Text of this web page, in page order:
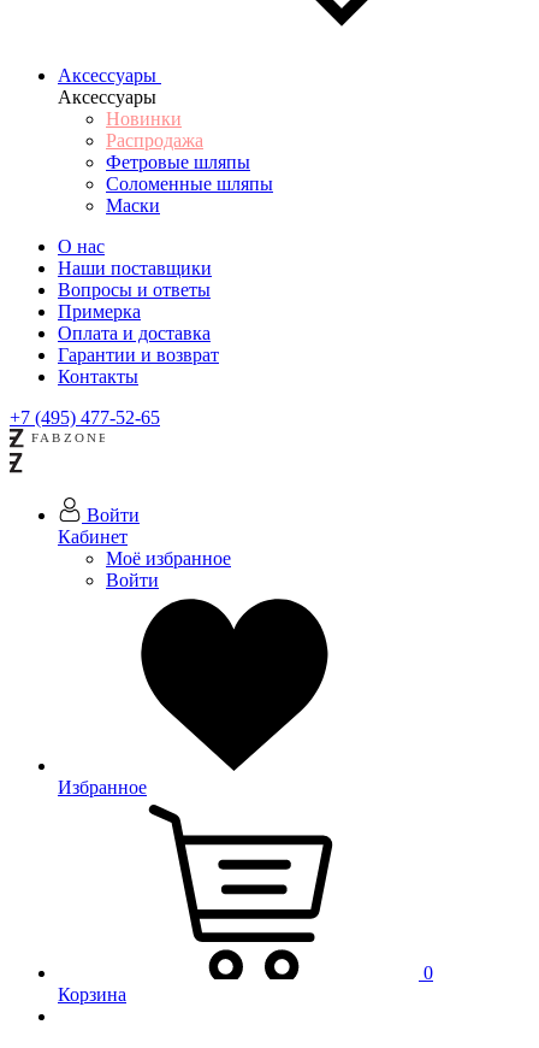
Аксессуары
Аксессуары
Новинки
Распродажа
Фетровые шляпы
Соломенные шляпы
Маски
О нас
Наши поставщики
Вопросы и ответы
Примерка
Оплата и доставка
Гарантии и возврат
Контакты
+7 (495) 477-52-65
Войти
Кабинет
Моё избранное
Войти
Избранное
0
Корзина